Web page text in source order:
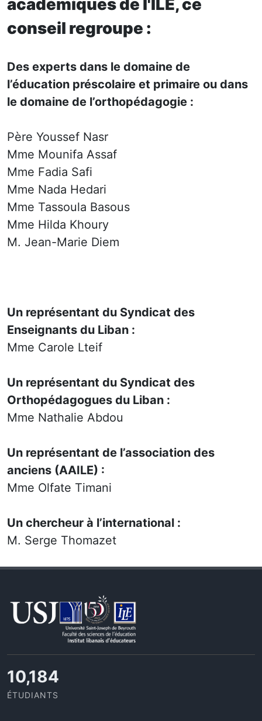
conseil regroupe :
Des experts dans le domaine de
l’éducation préscolaire et primaire ou dans
le domaine de l’orthopédagogie :
Père Youssef Nasr
Mme Mounifa Assaf
Mme Fadia Safi
Mme Nada Hedari
Mme Tassoula Basous
Mme Hilda Khoury
M. Jean-Marie Diem
Un représentant du Syndicat des
Enseignants du Liban :
Mme Carole Lteif
Un représentant du Syndicat des
Orthopédagogues du Liban :
Mme Nathalie Abdou
Un représentant de l’association des
anciens (AAILE) :
Mme Olfate Timani
Un chercheur à l’international :
M. Serge Thomazet
11,418
ÉTUDIANTS